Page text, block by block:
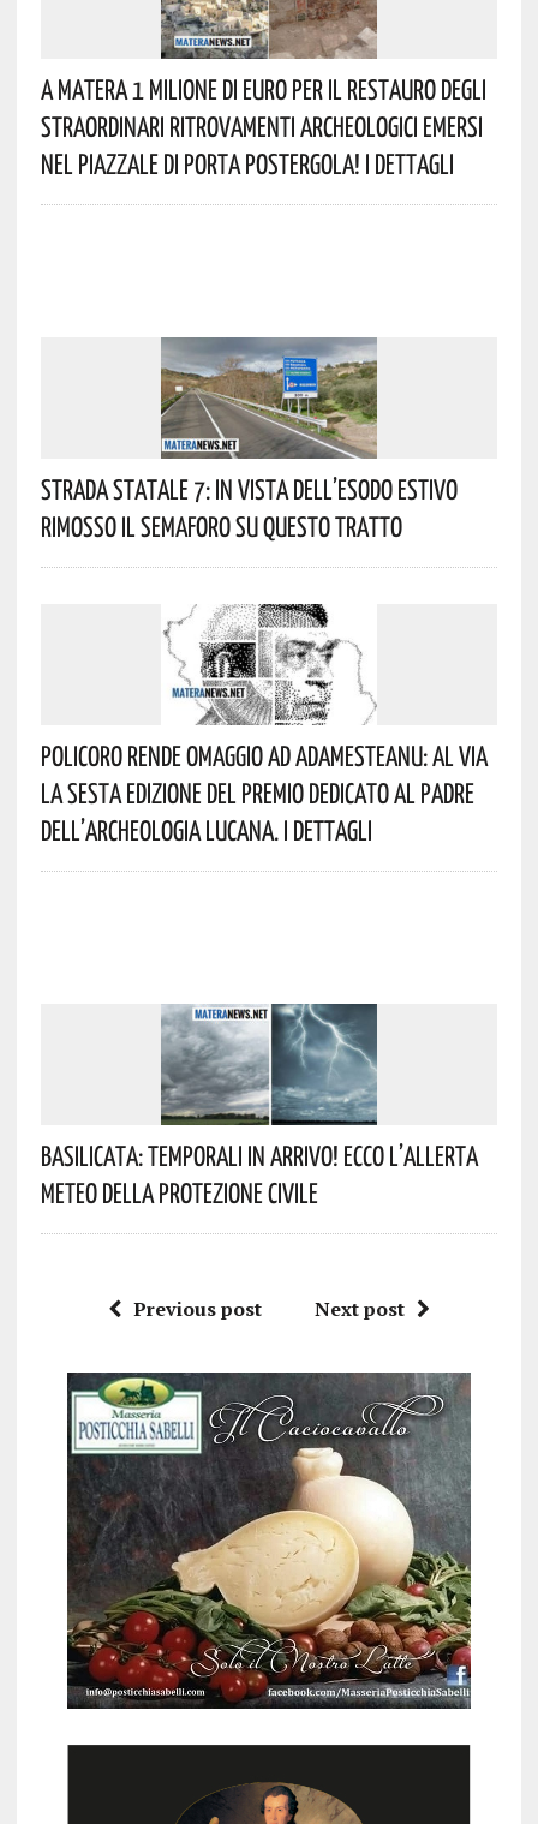
A Matera 1 Milione Di Euro Per Il Restauro Degli
Straordinari Ritrovamenti Archeologici Emersi
Nel Piazzale Di Porta Postergola! I Dettagli
Strada Statale 7: In Vista Dell’esodo Estivo
Rimosso Il Semaforo Su Questo Tratto
Policoro Rende Omaggio Ad Adamesteanu: Al Via
La Sesta Edizione Del Premio Dedicato Al Padre
Dell’archeologia Lucana. I Dettagli
Basilicata: Temporali In Arrivo! Ecco L’allerta
Meteo Della Protezione Civile
Previous post Next post